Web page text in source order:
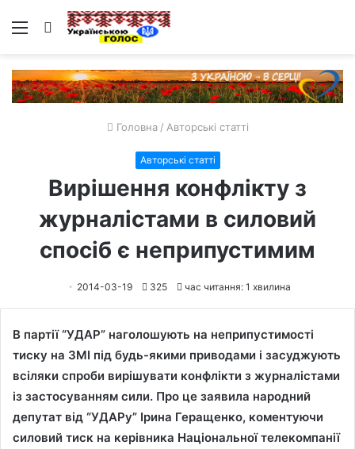
Меню Пошук
Головна / Авторські статті
Авторські статті
Вирішення конфлікту з
журналістами в силовий
спосіб є неприпустимим
2014-03-19 325 час читання: 1 хвилина
В партії “УДАР” наголошують на неприпустимості
тиску на ЗМІ під будь-якими приводами і засуджують
всіляки спроби вирішувати конфлікти з журналістами
із застосуванням сили. Про це заявила народний
депутат від “УДАРу” Ірина Геращенко, коментуючи
силовий тиск на керівника Національної телекомпанії